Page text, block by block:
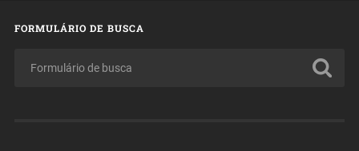
FORMULÁRIO DE BUSCA